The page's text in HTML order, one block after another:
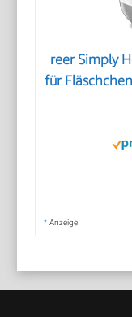
reer Simply
für
* Anzeige